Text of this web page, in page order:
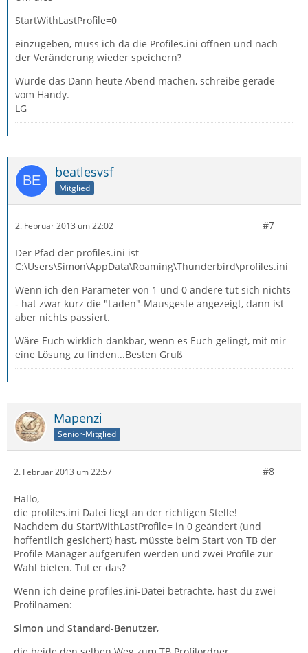
StartWithLastProfile=0
einzugeben, muss ich da die Profiles.ini öffnen und nach
der Veränderung wieder speichern?
Wurde das Dann heute Abend machen, schreibe gerade
vom Handy.
LG
beatlesvsf
Mitglied
2. Februar 2013 um 22:02 #7
Der Pfad der profiles.ini ist
C:\Users\Simon\AppData\Roaming\Thunderbird\profiles.ini
Wenn ich den Parameter von 1 und 0 ändere tut sich nichts
- hat zwar kurz die "Laden"-Mausgeste angezeigt, dann ist
aber nichts passiert.
Wäre Euch wirklich dankbar, wenn es Euch gelingt, mit mir
eine Lösung zu finden...Besten Gruß
Mapenzi
Senior-Mitglied
2. Februar 2013 um 22:57 #8
Hallo,
die profiles.ini Datei liegt an der richtigen Stelle!
Nachdem du StartWithLastProfile= in 0 geändert (und
hoffentlich gesichert) hast, müsste beim Start von TB der
Profile Manager aufgerufen werden und zwei Profile zur
Wahl bieten. Tut er das?
Wenn ich deine profiles.ini-Datei betrachte, hast du zwei
Profilnamen:
Simon und Standard-Benutzer,